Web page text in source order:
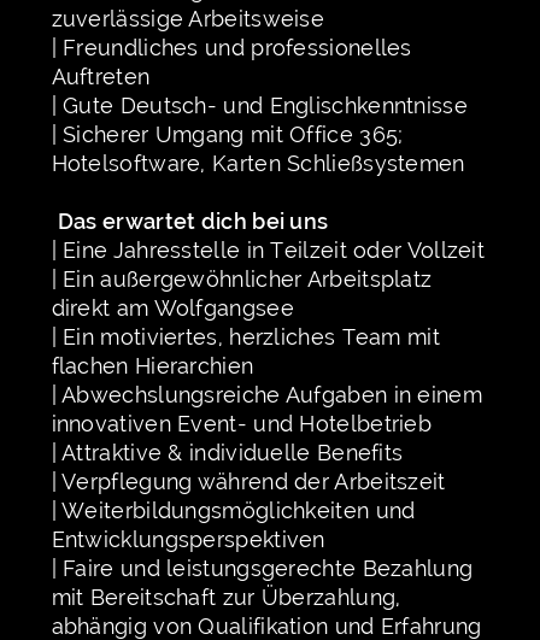
zuverlässige Arbeitsweise
| Freundliches und professionelles
Auftreten
| Gute Deutsch- und Englischkenntnisse
| Sicherer Umgang mit Office 365;
Hotelsoftware, Karten Schließsystemen
Das erwartet dich bei uns
| Eine Jahresstelle in Teilzeit oder Vollzeit
| Ein außergewöhnlicher Arbeitsplatz
direkt am Wolfgangsee
| Ein motiviertes, herzliches Team mit
flachen Hierarchien
| Abwechslungsreiche Aufgaben in einem
innovativen Event- und Hotelbetrieb
| Attraktive & individuelle Benefits
| Verpflegung während der Arbeitszeit
| Weiterbildungsmöglichkeiten und
Entwicklungsperspektiven
| Faire und leistungsgerechte Bezahlung
mit Bereitschaft zur Überzahlung,
abhängig von Qualifikation und Erfahrung